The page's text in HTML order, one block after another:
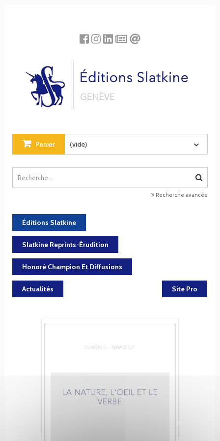
Panier (vide)
Recherche avancée
Éditions Slatkine
Slatkine Reprints-Érudition
Honoré Champion Et Diffusions
Actualités Site Pro